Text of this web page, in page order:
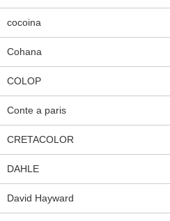
cocoina
Cohana
COLOP
Conte a paris
CRETACOLOR
DAHLE
David Hayward